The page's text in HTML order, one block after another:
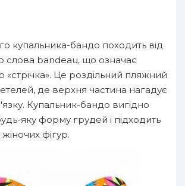
купальника-бандо походить від
слова bandeau, що означає
«стрічка». Це роздільний пляжний
де верхня частина нагадує
Купальник-бандо вигідно
яку форму грудей і підходить
жіночих фігур.